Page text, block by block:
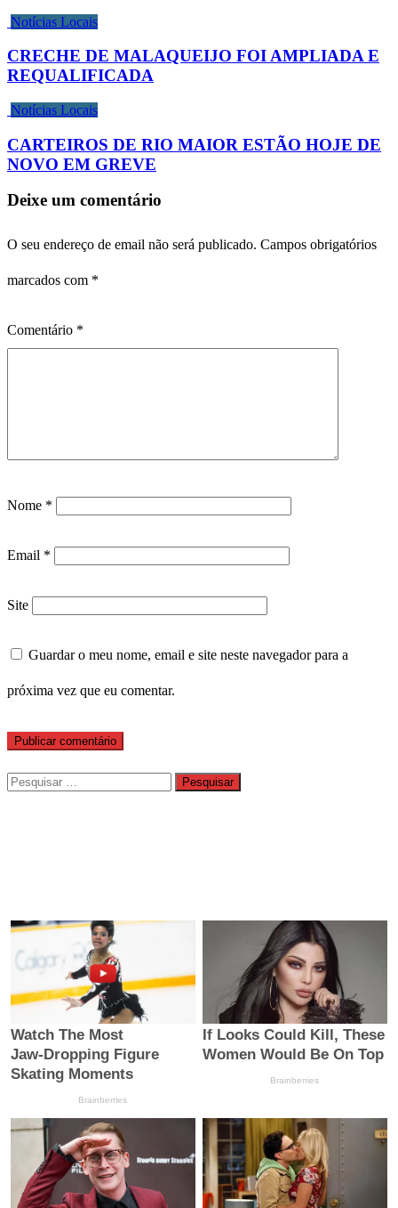
Notícias Locais
CRECHE DE MALAQUEIJO FOI AMPLIADA E
REQUALIFICADA
Notícias Locais
CARTEIROS DE RIO MAIOR ESTÃO HOJE DE
NOVO EM GREVE
Deixe um comentário
O seu endereço de email não será publicado. Campos obrigatórios
marcados com *
Comentário *
Nome *
Email *
Site
Guardar o meu nome, email e site neste navegador para a
próxima vez que eu comentar.
Pesquisar
por: